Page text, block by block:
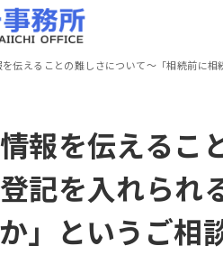
伝えることの難しさについて～「相続前に
報を伝えるこ
記を入れら
」というご相